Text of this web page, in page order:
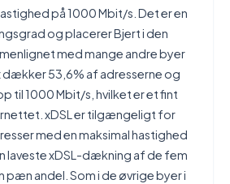
på 1000 Mbit/s. Det er en
og placerer Bjert i den
med mange andre byer
dækker 53,6% af adresserne og
til 1000 Mbit/s, hvilket er et fint
xDSL er tilgængeligt for
med en maksimal hastighed
laveste xDSL-dækning af de fem
pæn andel. Som i de øvrige byer i